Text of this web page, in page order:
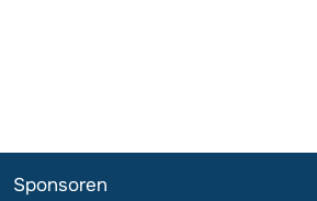
Sponsoren